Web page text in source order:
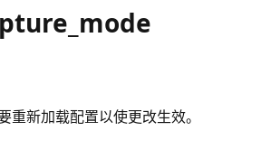
新加载配置以使更改生效。